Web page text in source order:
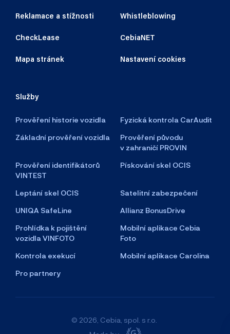
Objednatel
- vyplňte příjmení a jméno
Příjmení
Ulice a číslo popisné
Obec
Reklamace a stížnosti Whistleblowing
CheckLease CebiaNET
Mapa stránek Nastavení cookies
Služby
Prověření historie vozidla
Fyzická kontrola CarAudit
Základní prověření vozidla
Prověření původu
v zahraničí PROVIN
Prověření identifikátorů
VINTEST
Pískování skel OCIS
Leptání skel OCIS
Satelitní zabezpečení
UNIQA SafeLine
Allianz BonusDrive
Prohlídka k pojištění
vozidla VINFOTO
Mobilní aplikace Cebia
Foto
Kontrola exekucí
Mobilní aplikace Carolina
Pro partnery
© 2026, Cebia, spol. s r.o.